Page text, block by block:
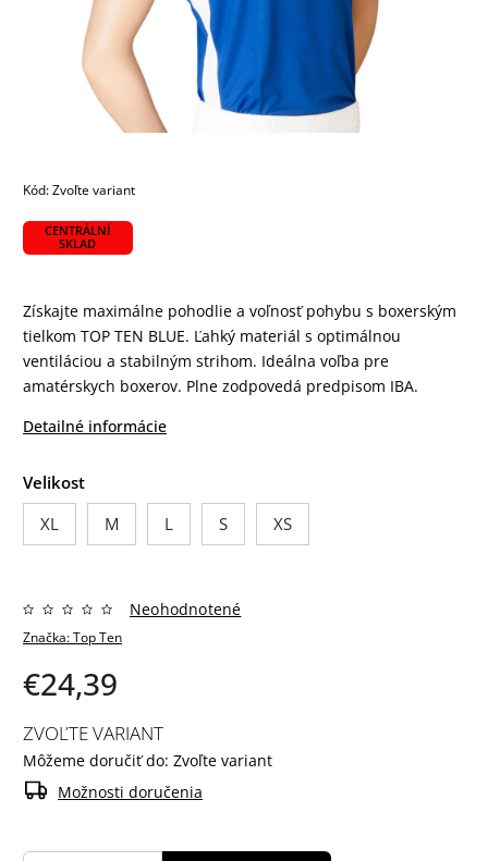
Kód:Zvoľte variant
CENTRÁLNÍ
SKLAD
Získajte maximálne pohodlie a voľnosť pohybu s boxerským
tielkom TOP TEN BLUE. Ľahký materiál s optimálnou
ventiláciou a stabilným strihom. Ideálna voľba pre
amatérskych boxerov. Plne zodpovedá predpisom IBA.
Detailné informácie
Velikost
XL
M L S XS
Značka:Top Ten
Neohodnotené
€24,39
ZVOĽTE VARIANT
Môžeme doručiť do: Zvoľte variant
Možnosti doručenia